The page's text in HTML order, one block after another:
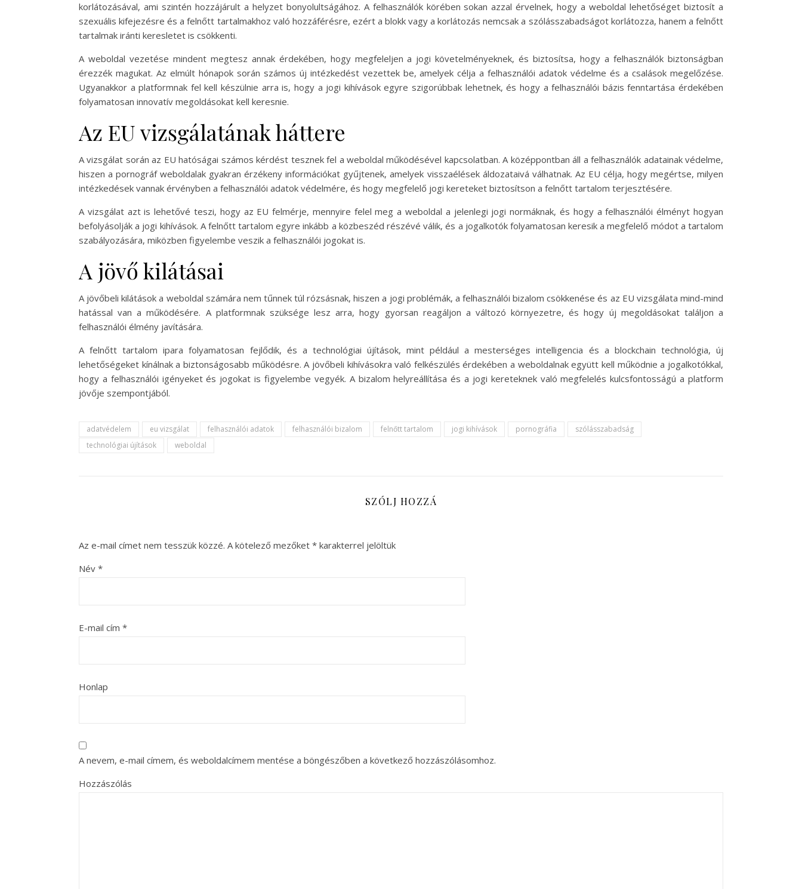
korlátozásával, ami szintén hozzájárult a helyzet bonyolultságához. A felhasználók körében sokan azzal érvelnek, hogy a weboldal lehetőséget biztosít a
szexuális kifejezésre és a felnőtt tartalmakhoz való hozzáférésre, ezért a blokk vagy a korlátozás nemcsak a szólásszabadságot korlátozza, hanem a felnőtt
tartalmak iránti keresletet is csökkenti.
A weboldal vezetése mindent megtesz annak érdekében, hogy megfeleljen a jogi követelményeknek, és biztosítsa, hogy a felhasználók biztonságban
érezzék magukat. Az elmúlt hónapok során számos új intézkedést vezettek be, amelyek célja a felhasználói adatok védelme és a csalások megelőzése.
Ugyanakkor a platformnak fel kell készülnie arra is, hogy a jogi kihívások egyre szigorúbbak lehetnek, és hogy a felhasználói bázis fenntartása érdekében
folyamatosan innovatív megoldásokat kell keresnie.
Az EU vizsgálatának háttere
A vizsgálat során az EU hatóságai számos kérdést tesznek fel a weboldal működésével kapcsolatban. A középpontban áll a felhasználók adatainak védelme,
hiszen a pornográf weboldalak gyakran érzékeny információkat gyűjtenek, amelyek visszaélések áldozataivá válhatnak. Az EU célja, hogy megértse, milyen
intézkedések vannak érvényben a felhasználói adatok védelmére, és hogy megfelelő jogi kereteket biztosítson a felnőtt tartalom terjesztésére.
A vizsgálat azt is lehetővé teszi, hogy az EU felmérje, mennyire felel meg a weboldal a jelenlegi jogi normáknak, és hogy a felhasználói élményt hogyan
befolyásolják a jogi kihívások. A felnőtt tartalom egyre inkább a közbeszéd részévé válik, és a jogalkotók folyamatosan keresik a megfelelő módot a tartalom
szabályozására, miközben figyelembe veszik a felhasználói jogokat is.
A jövő kilátásai
A jövőbeli kilátások a weboldal számára nem tűnnek túl rózsásnak, hiszen a jogi problémák, a felhasználói bizalom csökkenése és az EU vizsgálata mind-mind
hatással van a működésére. A platformnak szüksége lesz arra, hogy gyorsan reagáljon a változó környezetre, és hogy új megoldásokat találjon a
felhasználói élmény javítására.
A felnőtt tartalom ipara folyamatosan fejlődik, és a technológiai újítások, mint például a mesterséges intelligencia és a blockchain technológia, új
lehetőségeket kínálnak a biztonságosabb működésre. A jövőbeli kihívásokra való felkészülés érdekében a weboldalnak együtt kell működnie a jogalkotókkal,
hogy a felhasználói igényeket és jogokat is figyelembe vegyék. A bizalom helyreállítása és a jogi kereteknek való megfelelés kulcsfontosságú a platform
jövője szempontjából.
adatvédelem eu vizsgálat felhasználói adatok felhasználói bizalom felnőtt tartalom jogi kihívások pornográfia
szólásszabadság
technológiai újítások
weboldal
SZÓLJ HOZZÁ
Az e-mail címet nem tesszük közzé. A kötelező mezőket * karakterrel jelöltük
Név *
E-mail cím *
Honlap
A nevem, e-mail címem, és weboldalcímem mentése a böngészőben a következő hozzászólásomhoz.
Hozzászólás